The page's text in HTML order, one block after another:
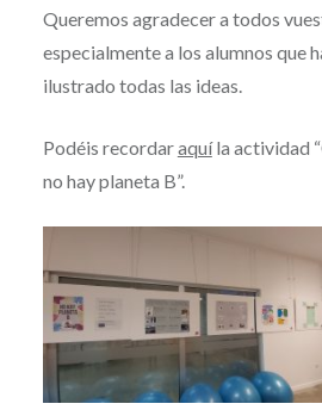
Queremos agradecer a todos
especialmente a los alumnos que
ilustrado todas las ideas.
Podéis recordaraquíla actividad
no hay planeta B”.